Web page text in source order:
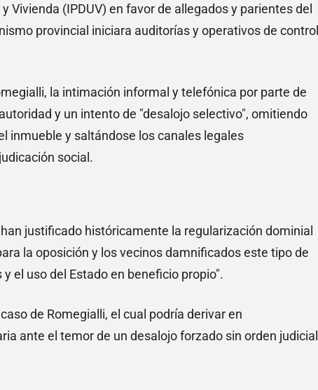
Vivienda (IPDUV) en favor de allegados y parientes del
provincial iniciara auditorías y operativos de control
la intimación informal y telefónica por parte de
y un intento de "desalojo selectivo", omitiendo
inmueble y saltándose los canales legales
social.
justificado históricamente la regularización dominial
la oposición y los vecinos damnificados este tipo de
el uso del Estado en beneficio propio".
de Romegialli, el cual podría derivar en
ante el temor de un desalojo forzado sin orden judicial